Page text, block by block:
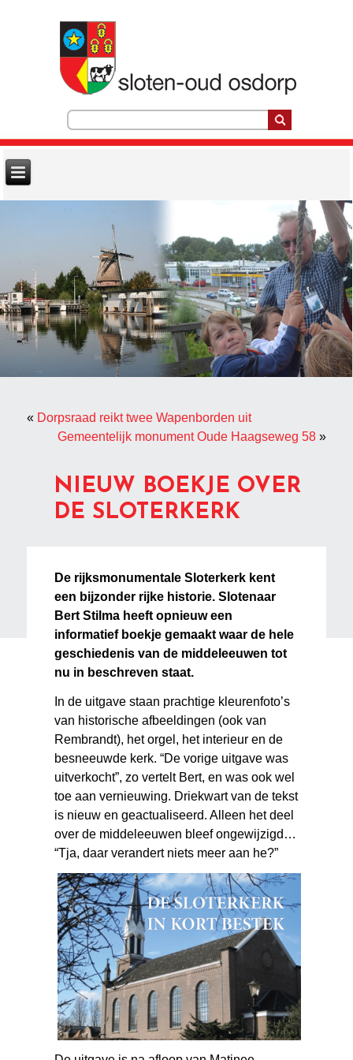
« Dorpsraad reikt twee Wapenborden uit
Gemeentelijk monument Oude Haagseweg 58»
NIEUW BOEKJE OVER
DE SLOTERKERK
De rijksmonumentale Sloterkerk kent
een bijzonder rijke historie. Slotenaar
Bert Stilma heeft opnieuw een
informatief boekje gemaakt waar de hele
geschiedenis van de middeleeuwen tot
nu in beschreven staat.
In de uitgave staan prachtige kleurenfoto’s
van historische afbeeldingen (ook van
Rembrandt), het orgel, het interieur en de
besneeuwde kerk. “De vorige uitgave was
uitverkocht”, zo vertelt Bert, en was ook wel
toe aan vernieuwing. Driekwart van de tekst
is nieuw en geactualiseerd. Alleen het deel
over de middeleeuwen bleef ongewijzigd…
“Tja, daar verandert niets meer aan he?”